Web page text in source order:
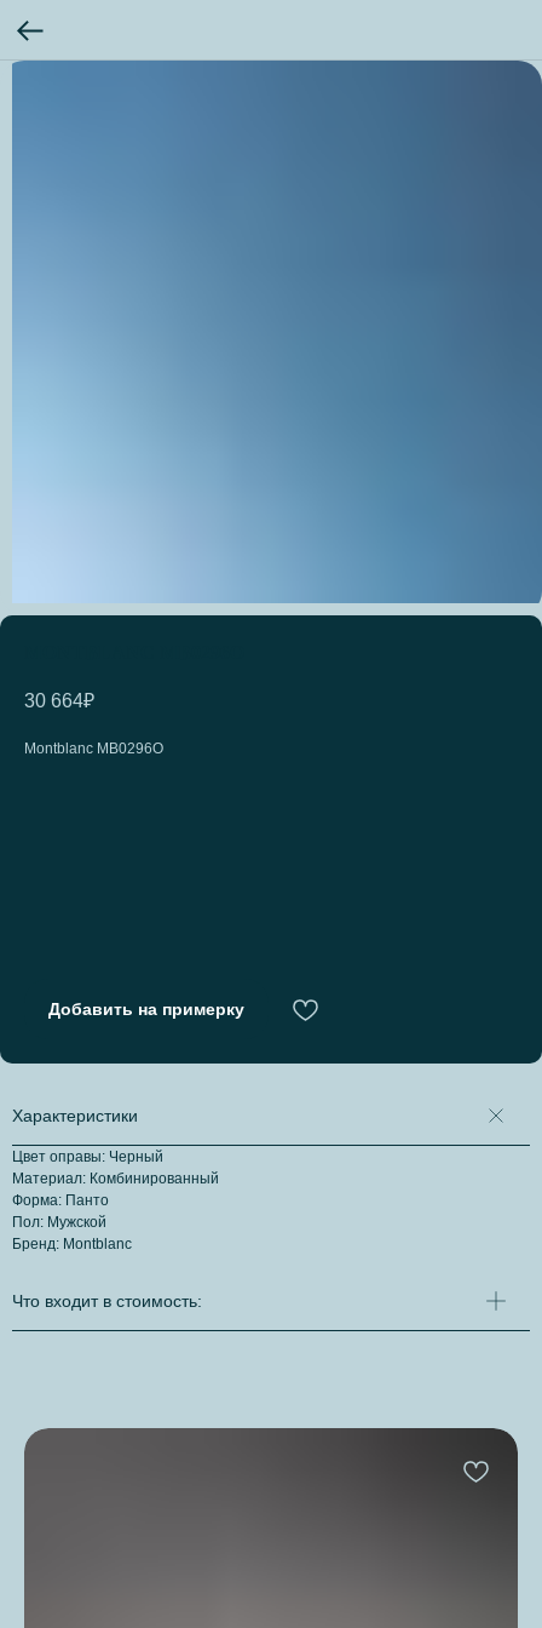
30 664₽
Добавить на примерку
Montblanc MB0296O
Характеристики
Цвет оправы: Черный
Материал: Комбинированный
Форма: Панто
Пол: Мужской
Бренд: Montblanc
Что входит в стоимость: